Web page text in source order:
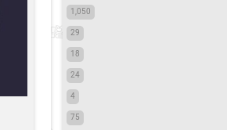
1,050
29
18
24
4
75